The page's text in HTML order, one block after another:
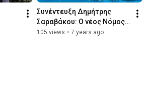
Συνέντευξη Δημήτρης
Σαραβάκου: Ο νέος Nόμος
βοηθά για συγκλήσεις
105 views • 7 years ago